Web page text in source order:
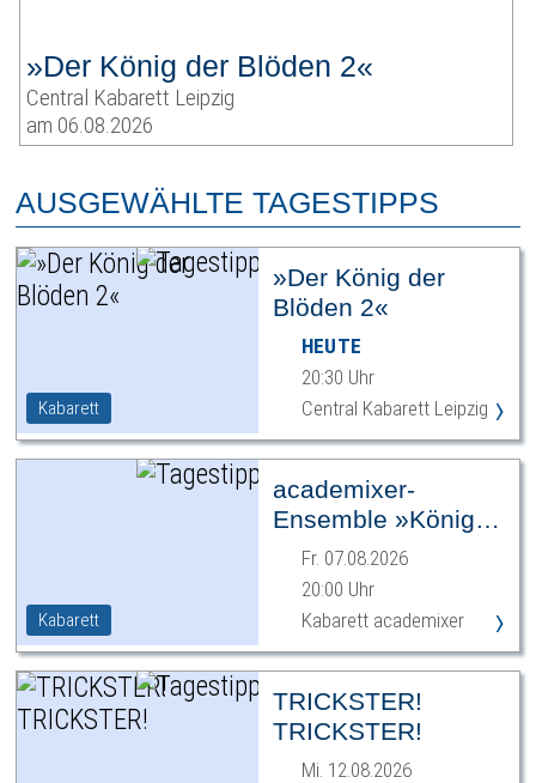
»Der König der Blöden 2«
Central Kabarett Leipzig
am 06.08.2026
AUSGEWÄHLTE TAGESTIPPS
Kabarett
»Der König der
Blöden 2«
HEUTE
20:30 Uhr
Central Kabarett Leipzig ›
Kabarett
academixer-
Ensemble »König
Ödipus«
Fr. 07.08.2026
20:00 Uhr
Kabarett academixer
›
TRICKSTER!
TRICKSTER!
Mi. 12.08.2026